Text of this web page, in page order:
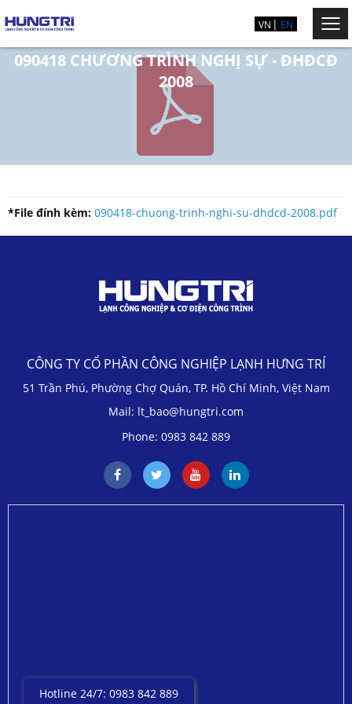
VN EN
090418 CHƯƠNG TRÌNH NGHỊ SỰ - ĐHĐCĐ
2008
*File đính kèm: 090418-chuong-trinh-nghi-su-dhdcd-2008.pdf
Hotline 24/7: 0983 842 889
CÔNG TY CỔ PHẦN CÔNG NGHIỆP LẠNH HƯNG TRÍ
51 Trần Phú, Phường Chợ Quán, TP. Hồ Chí Minh, Việt Nam
Mail: lt_bao@hungtri.com
Phone: 0983 842 889